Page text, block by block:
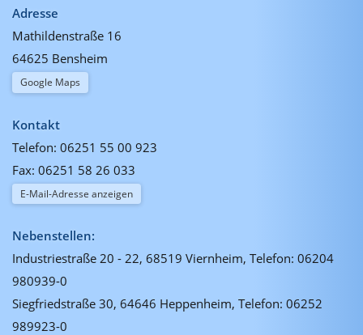
Adresse
Mathildenstraße 16
64625 Bensheim
Google Maps
Kontakt
Telefon: 06251 55 00 923
Fax: 06251 58 26 033
E-Mail-Adresse anzeigen
Nebenstellen:
Industriestraße 20 - 22, 68519 Viernheim, Telefon: 06204
980939-0
Siegfriedstraße 30, 64646 Heppenheim, Telefon: 06252
989923-0